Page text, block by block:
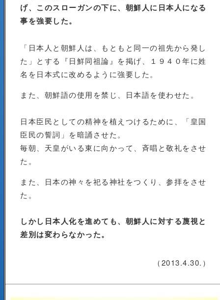
げ、このスローガンの下に、朝鮮人に日本人になる
事を強要した。
「日本人と朝鮮人は、もともと同一の祖先から発し
た」とする『日鮮同祖論』を掲げ、１９４０年に姓
名を日本式に改めるように強要した。
また、朝鮮語の使用を禁じ、日本語を使わせた。
日本臣民としての精神を植えつけるために、「皇国
臣民の誓詞」を暗誦させた。
毎朝、天皇がいる東に向かって、斉唱と敬礼をさせ
た。
また、日本の神々を祀る神社をつくり、参拝をさせ
た。
しかし日本人化を進めても、朝鮮人に対する蔑視と
差別は変わらなかった。
（2013.4.30.）